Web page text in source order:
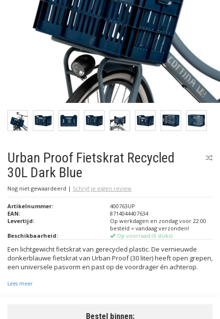
Urban Proof Fietskrat Recycled
30L Dark Blue
Nog niet gewaardeerd | Schrijf je eigen review
Artikelnummer:
400763UP
EAN:
8714044407634
Levertijd:
Op werkdagen en zondag voor 22:00
besteld = vandaag verzonden!
Beschikbaarheid:
Op voorraad (6 stuks)
Een lichtgewicht fietskrat van gerecycled plastic. De vernieuwde
donkerblauwe fietskrat van Urban Proof (30 liter) heeft open grepen,
een universele pasvorm en past op de voordrager én achterop.
Lees meer
Bestel binnen: